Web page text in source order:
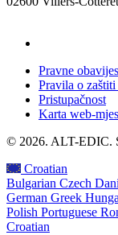
Pravne
Pravila o
Pristupačnost
Karta web-
© 2026. ALT-EDIC.
Croatian
Bulgarian Czech
German Greek
Polish Portuguese
Croatian